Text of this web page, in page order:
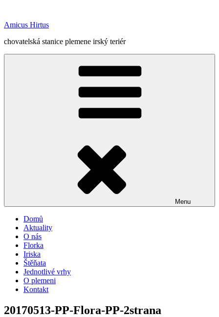
obsahu
Amicus Hirtus
chovatelská stanice plemene irský teriér
Menu
Domů
Aktuality
O nás
Florka
Iriska
Štěňata
Jednotlivé vrhy
O plemeni
Kontakt
20170513-PP-Flora-PP-2strana